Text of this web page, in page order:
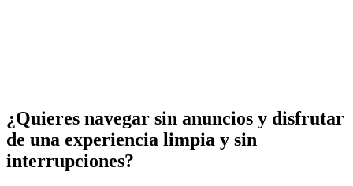
¿Quieres navegar sin anuncios y disfrutar
de una experiencia limpia y sin
interrupciones?